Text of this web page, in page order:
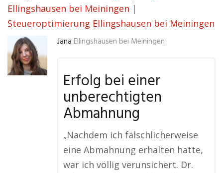
Ellingshausen bei Meiningen |
Steueroptimierung Ellingshausen bei Meiningen
Jana Ellingshausen bei Meiningen
Erfolg bei einer
unberechtigten
Abmahnung
„Nachdem ich fälschlicherweise
eine Abmahnung erhalten hatte,
war ich völlig verunsichert. Dr.